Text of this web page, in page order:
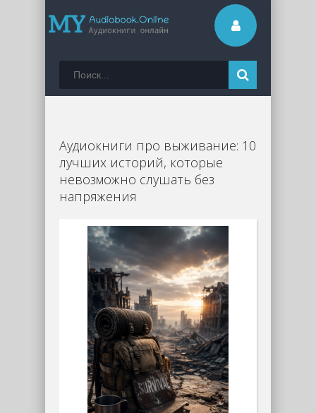
Аудиокниги про выживание: 10
лучших историй, которые
невозможно слушать без
напряжения